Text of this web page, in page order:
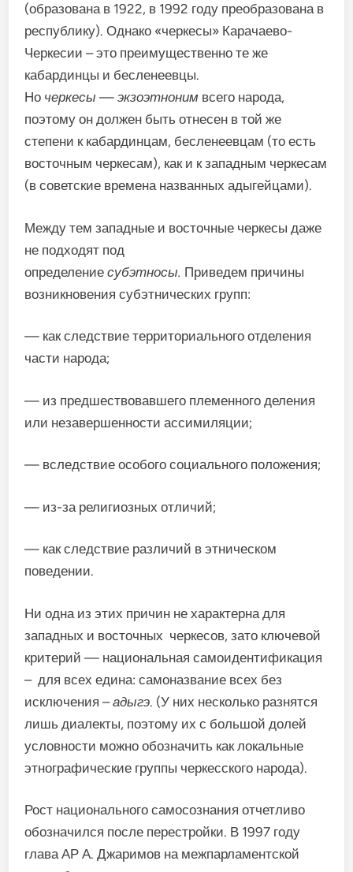
(образована в 1922, в 1992 году преобразована в
республику). Однако «черкесы» Карачаево-
Черкесии – это преимущественно те же
кабардинцы и бесленеевцы.
Но черкесы —экзоэтноним всего народа,
поэтому он должен быть отнесен в той же
степени к кабардинцам, бесленеевцам (то есть
восточным черкесам), как и к западным черкесам
(в советские времена названных адыгейцами).
Между тем западные и восточные черкесы даже
не подходят под
определениесубэтносы. Приведем причины
возникновения субэтнических групп:
— как следствие территориального отделения
части народа;
— из предшествовавшего племенного деления
или незавершенности ассимиляции;
— вследствие особого социального положения;
— из-за религиозных отличий;
— как следствие различий в этническом
поведении.
Ни одна из этих причин не характерна для
западных и восточных черкесов, зато ключевой
критерий — национальная самоидентификация
– для всех едина: самоназвание всех без
исключения –адыгэ. (У них несколько разнятся
лишь диалекты, поэтому их с большой долей
условности можно обозначить как локальные
этнографические группы черкесского народа).
Рост национального самосознания отчетливо
обозначился после перестройки. В 1997 году
глава АР А. Джаримов на межпарламентской